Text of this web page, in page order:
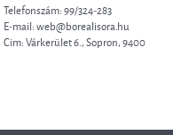
Telefonszám: 99/324-283
E-mail:web@borealisora.hu
Cim: Várkerület 6., Sopron, 9400